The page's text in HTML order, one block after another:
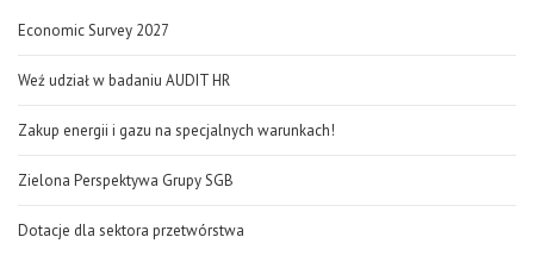
Economic Survey 2027
Weź udział w badaniu AUDIT HR
Zakup energii i gazu na specjalnych warunkach!
Zielona Perspektywa Grupy SGB
Dotacje dla sektora przetwórstwa